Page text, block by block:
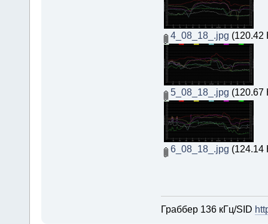
4_08_18_.jpg (120.42
5_08_18_.jpg (120.67
6_08_18_.jpg (124.14
Граббер 136 кГц/SID